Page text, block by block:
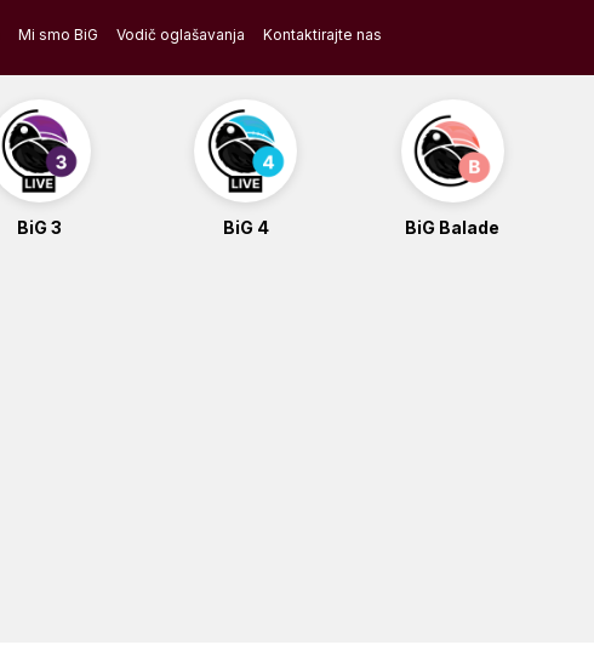
Mi smo BiG Vodič oglašavanja Kontaktirajte nas
BiG 3 BiG 4 BiG Balade